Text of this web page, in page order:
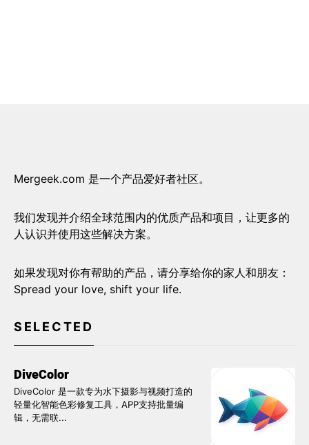
Mergeek.com 是一个产品爱好者社区。
我们发现并介绍全球范围内的优质产品和项目，让更多的
人认识并使用这些解决方案。
如果发现对你有帮助的产品，请分享给你的家人和朋友：
Spread your love, shift your life.
SELECTED
DiveColor
DiveColor 是一款专为水下摄影与视频打造的
轻量化智能色彩修复工具，APP支持批量编
辑，无需联...